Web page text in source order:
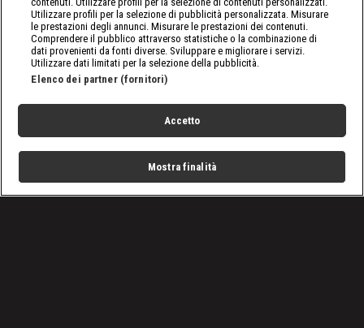
Utilizzare profili per la selezione di pubblicità personalizzata. Misurare
le prestazioni degli annunci. Misurare le prestazioni dei contenuti.
Comprendere il pubblico attraverso statistiche o la combinazione di
dati provenienti da fonti diverse. Sviluppare e migliorare i servizi.
Utilizzare dati limitati per la selezione della pubblicità.
Elenco dei partner (fornitori)
Accetto
Mostra finalità